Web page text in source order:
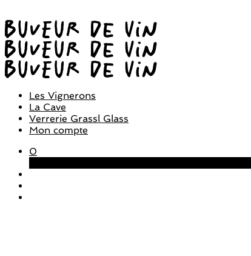
Les Vignerons
La Cave
Verrerie Grassl Glass
Mon compte
0